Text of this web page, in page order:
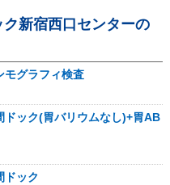
新宿西口センターの
モグラフィ検査
ドック(胃バリウムなし)+胃AB
ドック